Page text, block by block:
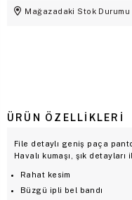
Mağazadaki Stok Durumu
ÜRÜN ÖZELLIKLERI
File detaylı geniş paça
Havalı kumaşı, şık detayları
Rahat kesim
Büzgü ipli bel bandı